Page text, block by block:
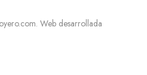
Web desarrollada